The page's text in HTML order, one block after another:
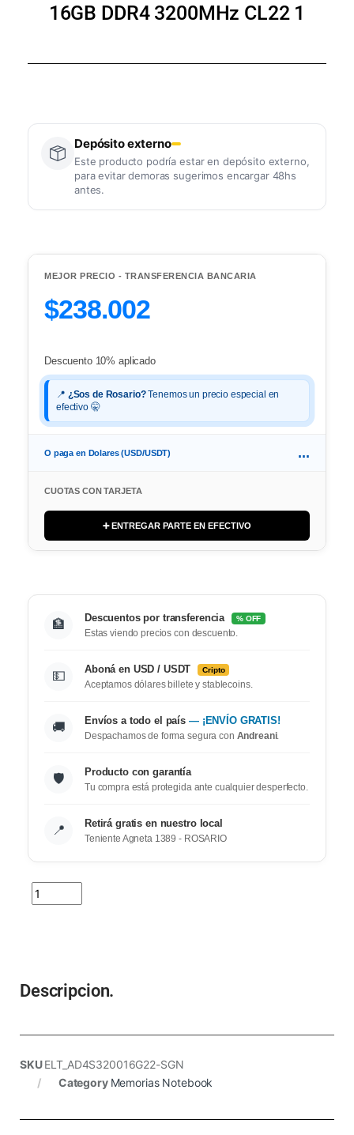
16GB DDR4 3200MHz CL22 1
Depósito externo
Este producto podría estar en depósito externo,
para evitar demoras sugerimos encargar 48hs
antes.
MEJOR PRECIO - TRANSFERENCIA BANCARIA
$238.002
Descuento 10% aplicado
📍 ¿Sos de Rosario?Tenemos un precio especial en
efectivo 🤫
O paga en Dolares (USD/USDT) ...
CUOTAS CON TARJETA
➕ ENTREGAR PARTE EN EFECTIVO
🏦 Descuentos por transferencia % OFF
Estas viendo precios con descuento.
💵 Aboná en USD / USDT Cripto
Aceptamos dólares billete y stablecoins.
🚚 Envíos a todo el país — ¡ENVÍO GRATIS!
Despachamos de forma segura con Andreani.
🛡️ Producto con garantía
Tu compra está protegida ante cualquier desperfecto.
📍 Retirá gratis en nuestro local
Teniente Agneta 1389 - ROSARIO
Descripcion.
SKUELT_AD4S320016G22-SGN
Category Memorias Notebook